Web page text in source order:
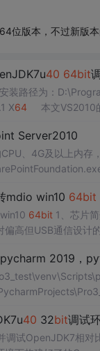
位版本，不过新版
40 64bit
装路径为：
X64 本文VS2010
Server2010
、4G及以上内存，
mdio win10 64bit
64bit1、芯片简介： 目前市场上主流的实现USB通信的方案主要是基于stm32/ft232等，CY7C68
应该都是一致的。 手上正好有一块
可以简单理解为带有USB接口8051芯片 .
2019，
40 32bit调试
试OpenJDK7相对